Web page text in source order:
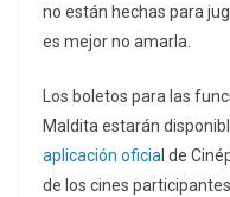
no están hechas para
es mejor no amarla.
Los boletos para las
Maldita estarán
aplicación oficia l de
de los cines participantes.